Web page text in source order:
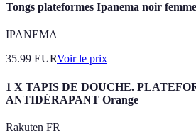
Tongs plateformes Ipanema noir femme
IPANEMA
35.99 EURVoir le prix
1 X TAPIS DE DOUCHE.
ANTIDÉRAPANT Orange
Rakuten FR